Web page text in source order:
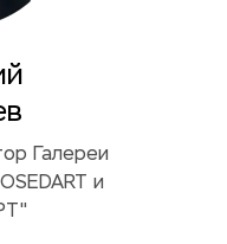
Галереи
и